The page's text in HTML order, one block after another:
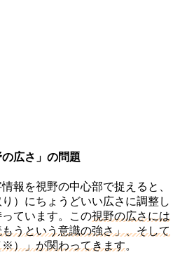
広さ」の問題
報を視野の中心部で捉えると、
）にちょうどいい広さに調整し
ています。この視野の広さには
うという意識の強さ」、そして
※）」が関わってきます。